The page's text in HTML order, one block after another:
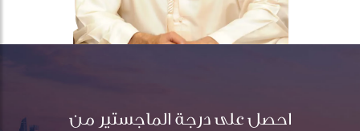
احصل على درجة الماجستير من